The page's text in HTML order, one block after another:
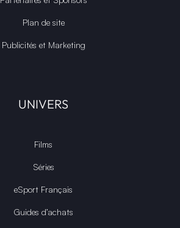
Plan de site
Publicités et Marketing
UNIVERS
Films
Séries
eSport Français
Guides d’achats